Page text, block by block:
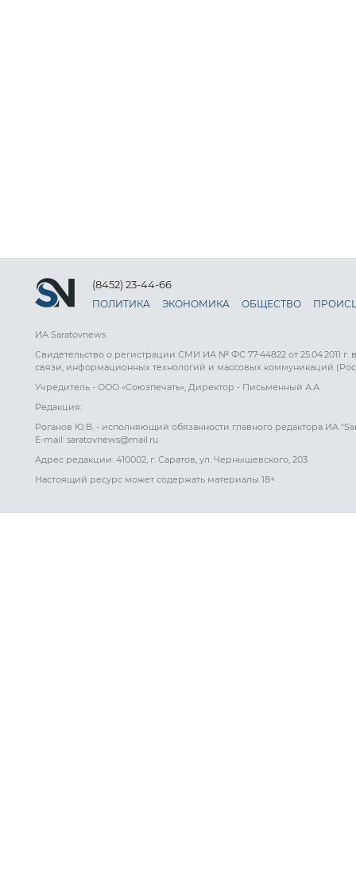
(8452) 23-44-66
ПОЛИТИКА ЭКОНОМИКА ОБЩЕСТВО
ИА Saratovnews
Свидетельство о регистрации СМИ ИА № ФС 77-44822 от 25.04.2011
связи, информационных технологий и массовых коммуникаций
Учредитель - ООО «Союзпечать», Директор - Письменный А.А.
Редакция:
Роганов Ю.В. - исполняющий обязанности главного редактора ИА
E-mail: saratovnews@mail.ru
Адрес редакции: 410002, г. Саратов, ул. Чернышевского, 203
Настоящий ресурс может содержать материалы 18+